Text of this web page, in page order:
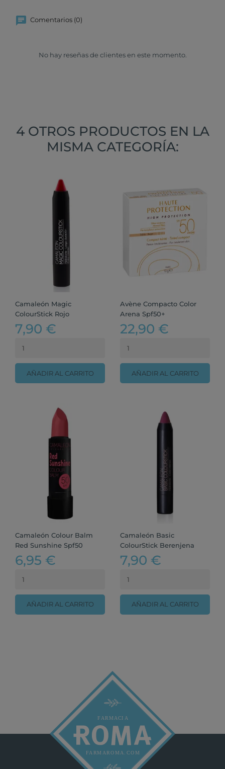
Comentarios (0)
No hay reseñas de clientes en este momento.
4 OTROS PRODUCTOS EN LA
MISMA CATEGORÍA:
Camaleón Magic
ColourStick Rojo
7,90 €
AÑADIR AL CARRITO
Avène Compacto Color
Arena Spf50+
22,90 €
AÑADIR AL CARRITO
Camaleón Colour Balm
Red Sunshine Spf50
6,95 €
AÑADIR AL CARRITO
Camaleón Basic
ColourStick Berenjena
7,90 €
AÑADIR AL CARRITO